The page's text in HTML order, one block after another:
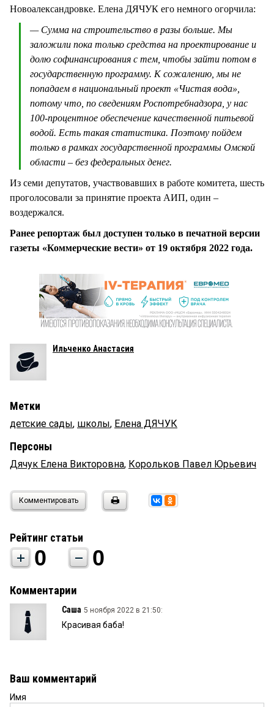
Новоалександровке. Елена ДЯЧУК его немного огорчила:
— Сумма на строительство в разы больше. Мы
заложили пока только средства на проектирование и
долю софинансирования с тем, чтобы зайти потом в
государственную программу. К сожалению, мы не
попадаем в национальный проект «Чистая вода»,
потому что, по сведениям Роспотребнадзора, у нас
100-процентное обеспечение качественной питьевой
водой. Есть такая статистика. Поэтому пойдем
только в рамках государственной программы Омской
области – без федеральных денег.
Из семи депутатов, участвовавших в работе комитета, шесть
проголосовали за принятие проекта АИП, один –
воздержался.
Ранее репортаж был доступен только в печатной версии
газеты «Коммерческие вести» от 19 октября 2022 года.
Ильченко Анастасия
Метки
детские сады, школы, Елена ДЯЧУК
Персоны
Дячук Елена Викторовна, Корольков Павел Юрьевич
Комментировать
Рейтинг статьи
0 0
Комментарии
Саша 5 ноября 2022 в 21:50:
Красивая баба!
Ваш комментарий
Имя